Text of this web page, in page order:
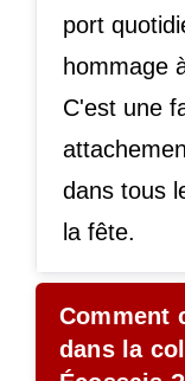
port
hommage
C'est une
dans tous
la fête.
Comment
dans la